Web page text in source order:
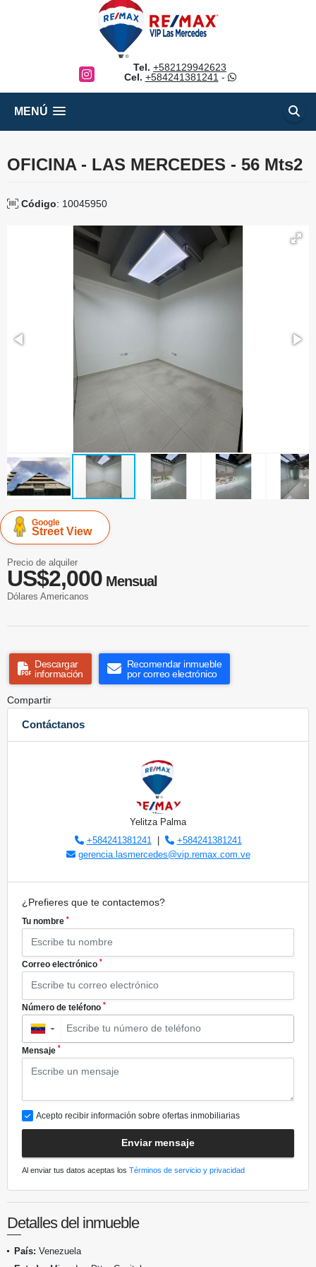
Instagram
Tel. +582129942623
Cel. +584241381241 -
MENÚ
OFICINA - LAS MERCEDES - 56 Mts2
Código: 10045950
Google
Street View
Precio de alquiler
US$2,000 Mensual
Dólares Americanos
Descargar
información
Recomendar inmueble
por correo electrónico
Compartir
Contáctanos
Yelitza Palma
+584241381241|
+584241381241
gerencia.lasmercedes@vip.remax.com.ve
¿Prefieres que te contactemos?
Tu nombre *
Correo electrónico *
Número de teléfono *
▼
Mensaje *
Acepto recibir información sobre ofertas inmobiliarias
Enviar mensaje
Al enviar tus datos aceptas los Términos de servicio y privacidad
Detalles del inmueble
País: Venezuela